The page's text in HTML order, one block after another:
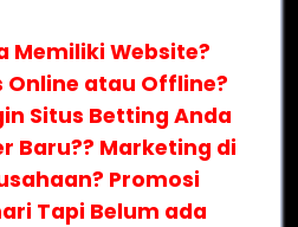
Memiliki Website?
Online atau Offline?
Situs Betting Anda
Baru?? Marketing di
Promosi
Tapi Belum ada